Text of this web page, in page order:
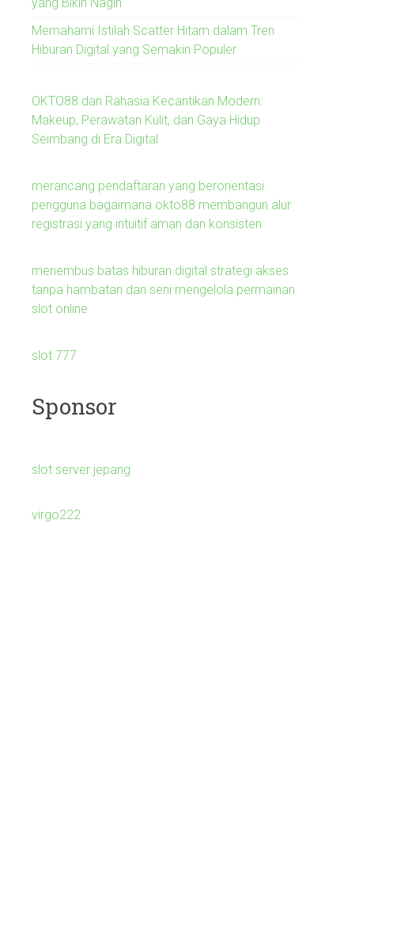
Memahami Istilah Scatter Hitam dalam Tren
Hiburan Digital yang Semakin Populer
OKTO88 dan Rahasia Kecantikan Modern:
Makeup, Perawatan Kulit, dan Gaya Hidup
Seimbang di Era Digital
merancang pendaftaran yang berorientasi
pengguna bagaimana okto88 membangun alur
registrasi yang intuitif aman dan konsisten
menembus batas hiburan digital strategi akses
tanpa hambatan dan seni mengelola permainan
slot online
slot 777
Sponsor
slot server jepang
virgo222